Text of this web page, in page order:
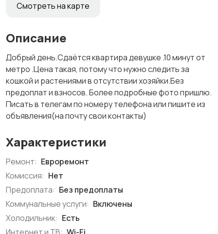
Смотреть на карте
Описание
Добрый день.Сдаётся квартира девушке .10 минут от
метро .Цена такая, потому что нужно следить за
кошкой и растениями в отсутствии хозяйки.Без
предоплат и взносов. Более подробные фото пришлю.
Писать в телегам по номеру телефона или пишите из
объявления(на почту свои контакты)
Характеристики
Ремонт: Евроремонт
Комиссия: Нет
Предоплата: Без предоплаты
Коммунальные услуги: Включены
Холодильник: Есть